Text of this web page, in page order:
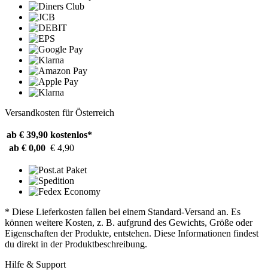
Versandkosten für Österreich
ab € 39,90 kostenlos*
ab € 0,00 € 4,90
* Diese Lieferkosten fallen bei einem Standard-Versand an. Es
können weitere Kosten, z. B. aufgrund des Gewichts, Größe oder
Eigenschaften der Produkte, entstehen. Diese Informationen findest
du direkt in der Produktbeschreibung.
Hilfe & Support